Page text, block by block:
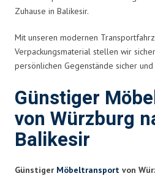
Zuhause in Balikesir.
Mit unseren modernen
Verpackungsmaterial stellen wir
persönlichen Gegenstände sicher
Günstiger
von Würzburg
Balikesir
Günstiger Möbeltransport von